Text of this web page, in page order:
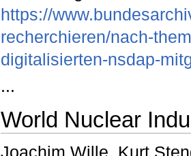
https://
recherchieren/nach-
digitalisierten-nsdap-
...
World Nuclear